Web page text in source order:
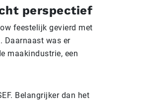
perspectief
feestelijk gevierd met
Daarnaast was er
maakindustrie, een
Belangrijker dan het